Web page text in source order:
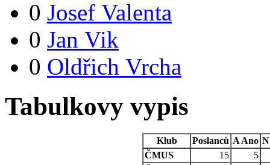
0 Josef Valenta
0 Jan Vik
0 Oldřich Vrcha
Tabulkovy vypis
Klub Poslanců A Ano N
ČMUS
15
5